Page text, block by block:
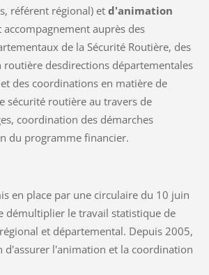
référent régional) et d'animation
accompagnement auprès des
de la Sécurité Routière, des
routière desdirections départementales
des coordinations en matière de
sécurité routière au travers de
coordination des démarches
du programme financier.
en place par une circulaire du 10 juin
démultiplier le travail statistique de
et départemental. Depuis 2005,
d'assurer l'animation et la coordination